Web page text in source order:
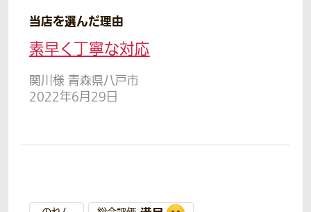
当店を選んだ理由
素早く丁寧な対応
関川様 青森県八戸市
2022年6月29日